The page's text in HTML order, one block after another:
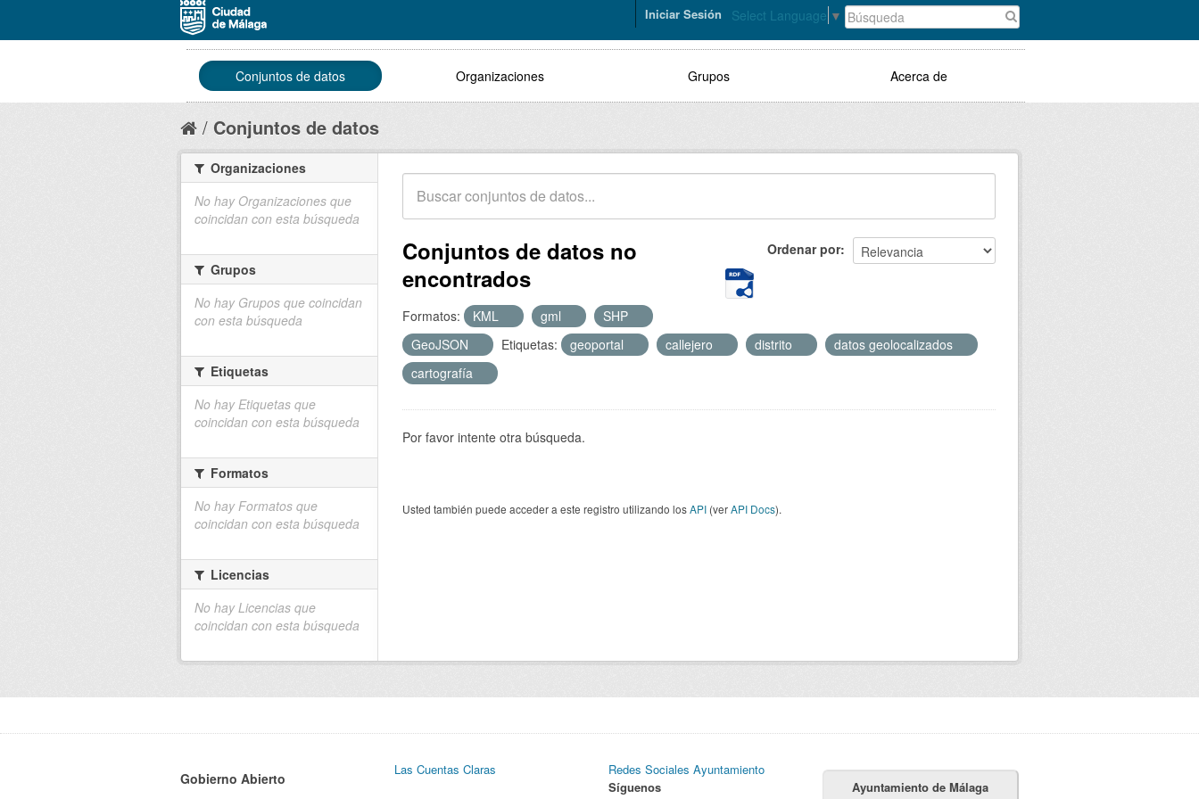
Select Language ▼
Iniciar Sesión
Conjuntos de datos Organizaciones Grupos Acerca de
Conjuntos de datos
Ordenar por
Conjuntos de datos no
encontrados
Formatos: KML gml
SHP
GeoJSON
Etiquetas: geoportal callejero distrito
datos geolocalizados
cartografía
Por favor intente otra búsqueda.
Usted también puede acceder a este registro utilizando losAPI (verAPI Docs).
Organizaciones
No hay Organizaciones que
coincidan con esta búsqueda
Grupos
No hay Grupos que coincidan
con esta búsqueda
Etiquetas
No hay Etiquetas que
coincidan con esta búsqueda
Formatos
No hay Formatos que
coincidan con esta búsqueda
Licencias
No hay Licencias que
coincidan con esta búsqueda
Gobierno Abierto
Las Cuentas Claras
Redes Sociales Ayuntamiento
Síguenos
Ayuntamiento de Málaga